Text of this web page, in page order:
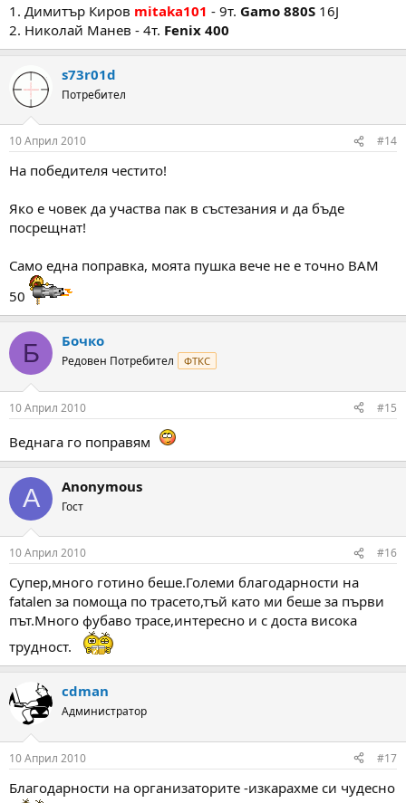
1. Димитър Киров mitaka101 - 9т. Gamo 880S 16J
2. Николай Манев - 4т. Fenix 400
s73r01d
Потребител
10 Април 2010 #14
На победителя честито!
Яко е човек да участва пак в състезания и да бъде
посрещнат!
Само една поправка, моята пушка вече не е точно ВАМ
50
Б Бочко
Редовен Потребител ФТКС
10 Април 2010 #15
Веднага го поправям
A Anonymous
Гост
10 Април 2010 #16
Супер,много готино беше.Големи благодарности на
fatalen за помоща по трасето,тъй като ми беше за първи
път.Много фубаво трасе,интересно и с доста висока
трудност.
cdman
Администратор
10 Април 2010 #17
Благодарности на организаторите -изкарахме си чудесно